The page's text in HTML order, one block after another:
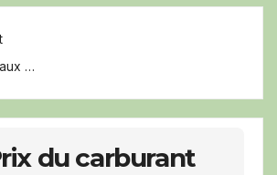
…
du carburant